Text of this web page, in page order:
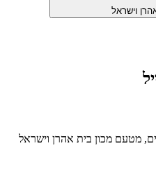
וישראל
מטעם מכון בית אהרן וישראל